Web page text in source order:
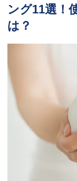
ング11選！
は？